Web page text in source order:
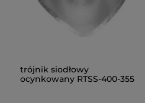
trójnik siodłowy
ocynkowany RTSS-400-355